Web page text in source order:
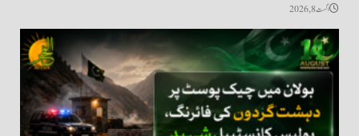
اگست 8, 2026